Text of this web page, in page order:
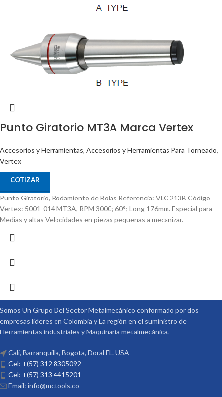
Punto Giratorio MT3A Marca Vertex
Accesorios y Herramientas, Accesorios y Herramientas Para Torneado,
Vertex
COTIZAR
Punto Giratorio, Rodamiento de Bolas Referencia: VLC 213B Código
Vertex: 5001-014 MT3A, RPM 3000; 60°; Long 176mm. Especial para
Medias y altas Velocidades en piezas pequenas a mecanizar.
Somos Un Grupo Del Sector Metalmecánico conformado por dos
empresas lideres en Colombia y La región en el suministro de
Herramientas industriales y Maquinaria metalmecánica.
Cali, Barranquilla, Bogota, Doral FL. USA
Cel: +(57) 312 8305092
Cel: +(57) 313 4415201
Email: info@mctools.co